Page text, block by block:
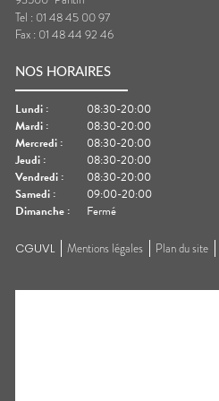
Tel : 01 48 45 00 97
Fax : 01 48 44 92 46
NOS HORAIRES
Lundi :
08:30-20:00
Mardi :
08:30-20:00
Mercredi :
08:30-20:00
Jeudi :
08:30-20:00
Vendredi :
08:30-20:00
Samedi :
09:00-20:00
Dimanche : Fermé
CGUVL Mentions légales Plan du site